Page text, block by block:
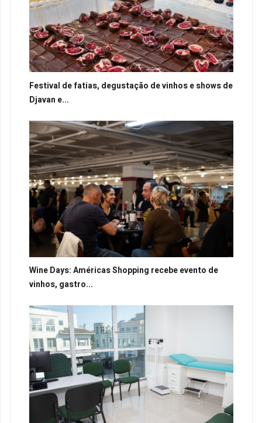
Festival de fatias, degustação de vinhos e shows de
Djavan e...
Wine Days: Américas Shopping recebe evento de
vinhos, gastro...